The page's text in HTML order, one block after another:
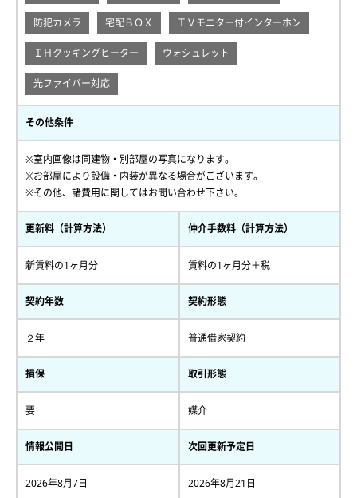
防犯カメラ 宅配ＢＯＸ ＴＶモニター付インターホン
ＩＨクッキングヒーター ウォシュレット
光ファイバー対応
その他条件
※室内画像は同建物・別部屋の写真になります。
※お部屋により設備・内装が異なる場合がございます。
※その他、諸費用に関してはお問い合わせ下さい。
更新料（計算方法）
新賃料の1ヶ月分
仲介手数料（計算方法）
賃料の1ヶ月分＋税
契約年数
２年
契約形態
普通借家契約
損保
要
取引形態
媒介
情報公開日
2026年8月7日
次回更新予定日
2026年8月21日